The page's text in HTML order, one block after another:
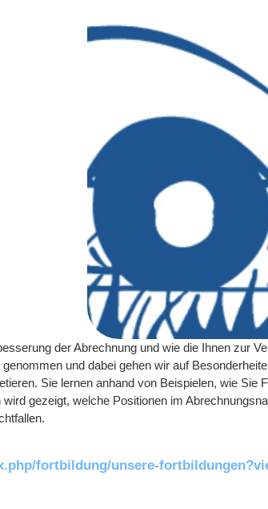
der Abrechnung und wie die Ihnen zur
und dabei gehen wir auf
Sie lernen anhand von Beispielen, wie Sie
gezeigt, welche Positionen im
fortbildung/unsere-